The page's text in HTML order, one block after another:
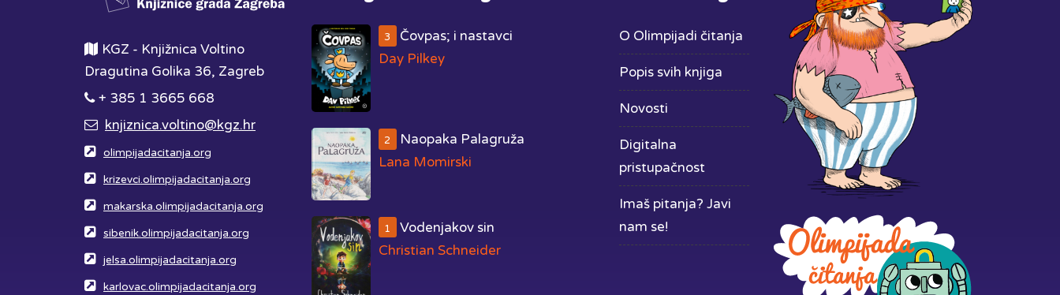
KGZ - Knjižnica Voltino
Dragutina Golika 36, Zagreb
+ 385 1 3665 668
knjiznica.voltino@kgz.hr
olimpijadacitanja.org
krizevci.olimpijadacitanja.org
makarska.olimpijadacitanja.org
sibenik.olimpijadacitanja.org
jelsa.olimpijadacitanja.org
karlovac.olimpijadacitanja.org
3
Čovpas; i nastavci
Day Pilkey
2
Naopaka Palagruža
Lana Momirski
1
Vodenjakov sin
Christian Schneider
O Olimpijadi čitanja
Popis svih knjiga
Novosti
Digitalna
pristupačnost
Imaš pitanja? Javi
nam se!